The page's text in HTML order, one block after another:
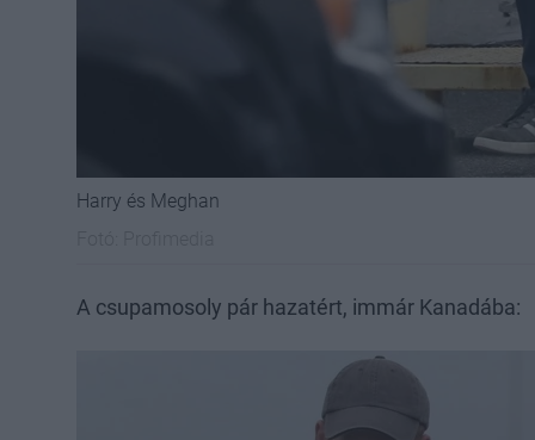
Harry és Meghan
A csupamosoly pár hazatért, immár Kanadába: